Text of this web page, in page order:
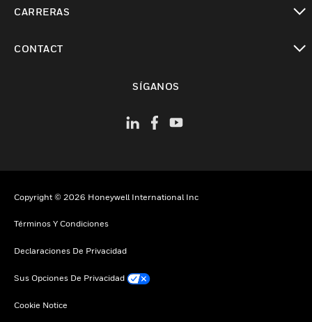
CARRERAS
CONTACT
SÍGANOS
Copyright © 2026 Honeywell International Inc
Términos Y Condiciones
Declaraciones De Privacidad
Sus Opciones De Privacidad
Cookie Notice